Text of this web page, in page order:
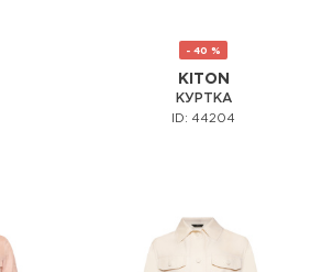
- 40 %
KITON
КУРТКА
ID: 44204